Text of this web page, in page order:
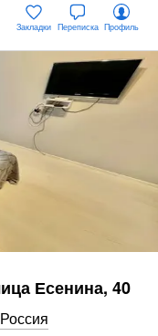
Закладки Переписка Профиль
Есенина, 40
Россия